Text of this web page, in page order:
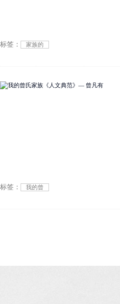
标签： 家族的
标签： 我的曾